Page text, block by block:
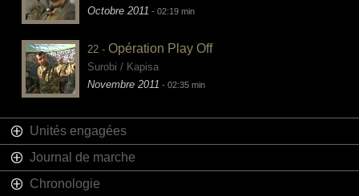
Octobre 2011 - 02:19 min
22 -Opération Play Off
Surobi / Kapisa
Novembre 2011 - 02:35 min
Unités engagées
Journal de marche
Chronologie